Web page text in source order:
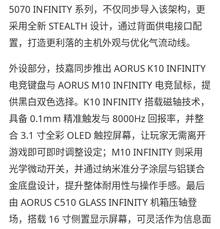
5070 INFINITY 系列，不仅同步导入该架构，更
采用全新 STEALTH 设计，通过背面供电接口配
置，打造更利落的主机外观与优化气流动线。
外设部分，技嘉同步推出 AORUS K10 INFINITY
电竞键盘与 AORUS M10 INFINITY 电竞鼠标，提
供黑白双色选择。K10 INFINITY 搭载磁轴技术，
具备 0.1mm 精准触发与 8000Hz 回报率，并整
合 3.1 寸全彩 OLED 触控屏幕，让玩家无需离开
游戏即可即时调整设定；M10 INFINITY 则采用
光学微动开关，并通过纳米准分子涂层与铝镁合
金底盘设计，提升整体耐用性与操作手感。最后
由 AORUS C510 GLASS INFINITY 机箱压轴登
场，搭载 16 寸侧置显示屏幕，可灵活作为信息面